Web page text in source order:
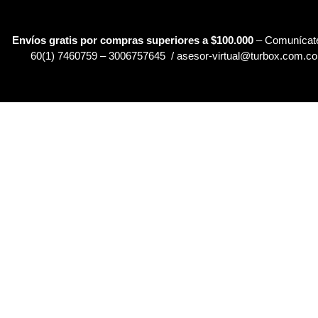
Envíos gratis por compras superiores a $100.000 –
60(1) 7460759 – 3006757645 / asesor-virtual@turbox.com.co